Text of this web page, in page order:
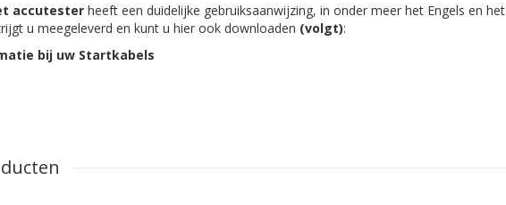
accutester heeft een duidelijke gebruiksaanwijzing, in onder meer het Engels en het
u meegeleverd en kunt u hier ook downloaden (volgt):
bij uw Startkabels